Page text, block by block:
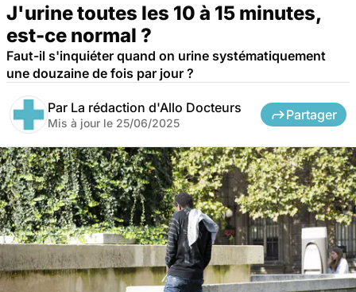
J'urine toutes les 10 à 15 minutes,
est-ce normal ?
Faut-il s'inquiéter quand on urine systématiquement
une douzaine de fois par jour ?
Par La rédaction d'Allo Docteurs
Mis à jour le 25/06/2025
Partager